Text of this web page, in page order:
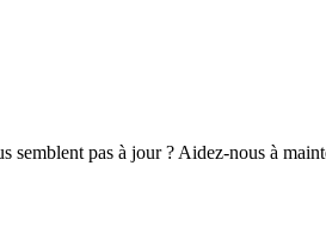
semblent pas à jour ? Aidez-nous à